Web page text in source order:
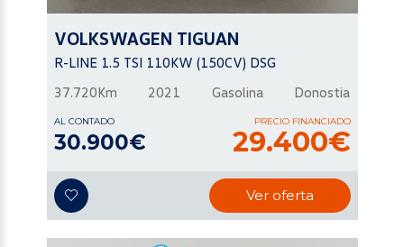
VOLKSWAGEN TIGUAN
R-LINE 1.5 TSI 110KW (150CV) DSG
37.720Km
2021 Gasolina Donostia
AL CONTADO
30.900€
PRECIO FINANCIADO
29.400€
Ver oferta